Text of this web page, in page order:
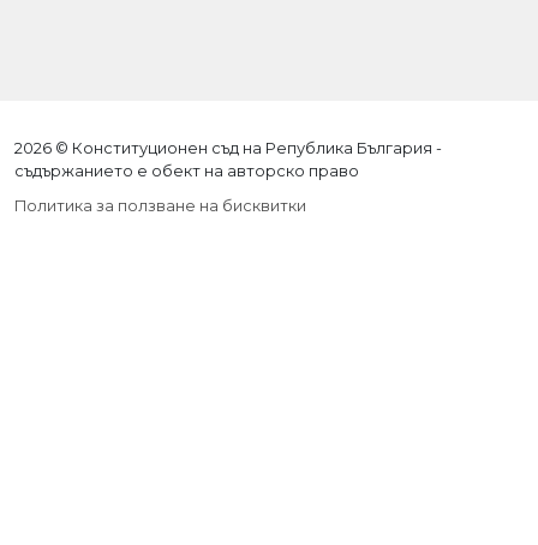
2026 © Конституционен съд на Република България -
съдържанието е обект на авторско право
Политика за ползване на бисквитки